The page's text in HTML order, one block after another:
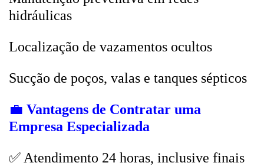
hidráulicas
Localização de vazamentos ocultos
Sucção de poços, valas e tanques sépticos
💼 Vantagens de Contratar uma
Empresa Especializada
✅ Atendimento 24 horas, inclusive finais